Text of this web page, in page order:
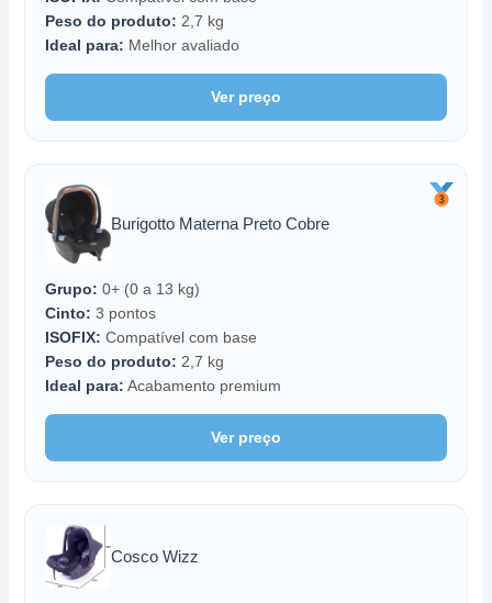
Peso do produto: 2,7 kg
Ideal para: Melhor avaliado
Ver preço
Burigotto Materna Preto Cobre
Grupo: 0+ (0 a 13 kg)
Cinto: 3 pontos
ISOFIX: Compatível com base
Peso do produto: 2,7 kg
Ideal para: Acabamento premium
Ver preço
Cosco Wizz